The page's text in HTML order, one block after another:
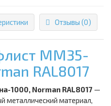
Отзывы (0)
ММ35-
RAL8017
1000, Norman RAL8017 —
металлический материал,